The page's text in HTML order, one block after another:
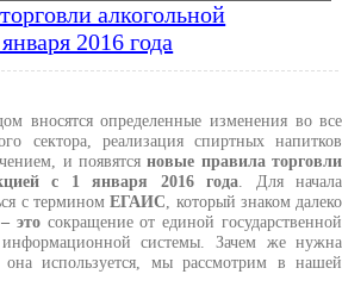
алкогольной
2016 года
вносятся определенные изменения во все
сектора, реализация спиртных напитков
и появятсяновые правила торговли
с 1 января 2016 года . Для начала
с терминомЕГАИС , который знаком далеко
этосокращение от единой государственной
информационной системы. Зачем же нужна
она используется, мы рассмотрим в нашей